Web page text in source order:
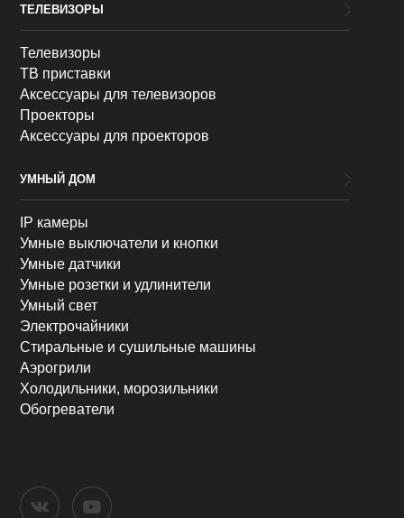
ТЕЛЕВИЗОРЫ
Телевизоры
ТВ приставки
Аксессуары для телевизоров
Проекторы
Аксессуары для проекторов
УМНЫЙ ДОМ
IP камеры
Умные выключатели и кнопки
Умные датчики
Умные розетки и удлинители
Умный свет
Электрочайники
Стиральные и сушильные машины
Аэрогрили
Холодильники, морозильники
Обогреватели